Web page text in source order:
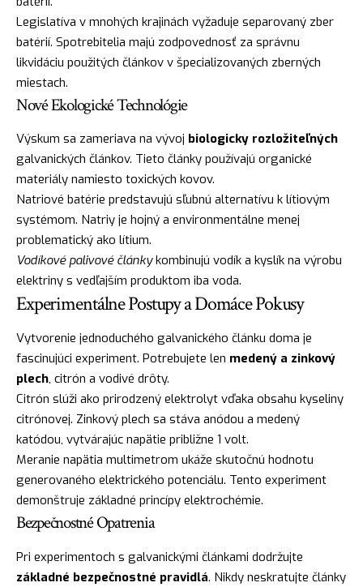
Legislatíva v mnohých krajinách vyžaduje separovaný zber
batérií. Spotrebitelia majú zodpovednosť za správnu
likvidáciu použitých článkov v špecializovaných zberných
miestach.
Nové Ekologické Technológie
Výskum sa zameriava na vývoj biologicky rozložiteľných
galvanických článkov. Tieto články používajú organické
materiály namiesto toxických kovov.
Natriové batérie predstavujú sľubnú alternatívu k lítiovým
systémom. Natriy je hojný a environmentálne menej
problematický ako lítium.
Vodíkové palivové článkykombinujú vodík a kyslík na výrobu
elektriny s vedľajším produktom iba voda.
Experimentálne Postupy a Domáce Pokusy
Vytvorenie jednoduchého galvanického článku doma je
fascinujúci experiment. Potrebujete len medený a zinkový
plech, citrón a vodivé drôty.
Citrón slúži ako prirodzený elektrolyt vďaka obsahu kyseliny
citrónovej. Zinkový plech sa stáva anódou a medený
katódou, vytvárajúc napätie približne 1 volt.
Meranie napätia multimetrom ukáže skutočnú hodnotu
generovaného elektrického potenciálu. Tento experiment
demonštruje základné princípy elektrochémie.
Bezpečnostné Opatrenia
Pri experimentoch s galvanickými článkami dodržujte
základné bezpečnostné pravidlá. Nikdy neskratujte články